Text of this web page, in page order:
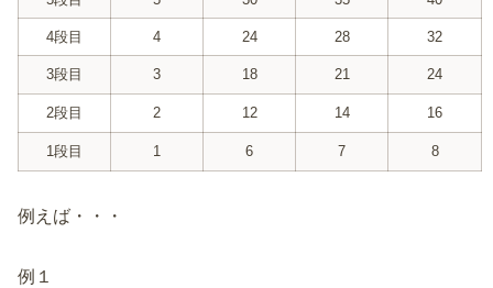
4段目 4 24 28 32
3段目 3 18 21 24
2段目 2 12 14 16
1段目 1 6 7 8
例えば・・・
例１